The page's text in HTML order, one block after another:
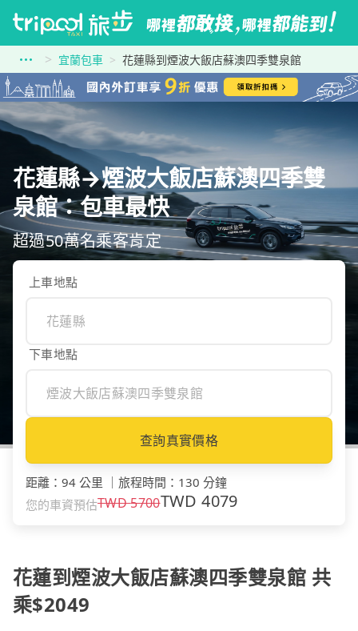
宜蘭包車 花蓮縣到煙波大飯店蘇澳四季雙泉館
花蓮縣→煙波大飯店蘇澳四季雙
泉館：包車最快
超過50萬名乘客肯定
上車地點
下車地點
查詢真實價格
距離 ： 94 公里 旅程時間 ： 130 分鐘
您的車資預估TWD5700TWD4079
花蓮到煙波大飯店蘇澳四季雙泉館 共
乘$2049